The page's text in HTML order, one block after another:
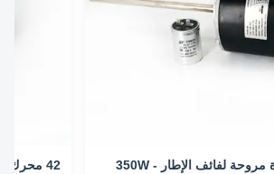
42 محرك وحدة مروحة لفائف الإطار - 350W